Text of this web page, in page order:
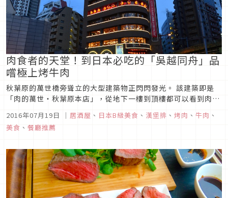
肉食者的天堂！到日本必吃的「吳越同舟」品
嚐極上烤牛肉
秋葉原的萬世橋旁聳立的大型建築物正閃閃發光。 該建築即是
「肉的萬世‧秋葉原本店」，從地下一樓到頂樓都可以看到肉類
菜單，說是為肉食者打造的大樓也不為過。 不同樓層中有肉類熟
食、拉麵、西餐、燒肉、牛排、居酒屋等各式各樣的餐廳，樓層
越高料理越高級，頂樓更有邊欣賞極上肉品邊品嚐的鐵板燒。 肉
2016年07月19日 ｜ 居酒屋 、 日本B級美食 、 漢堡排 、 烤肉 、 牛肉 、
美食 、 餐廳推薦